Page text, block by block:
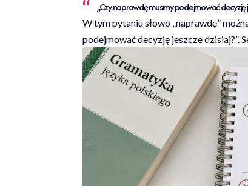
„Czy naprawdę musimy podejmować decyzję
W tym pytaniu słowo „naprawdę”
podejmować decyzję jeszcze dzisiaj?”.